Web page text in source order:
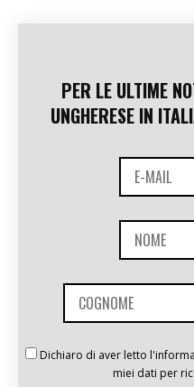
PER LE ULTIME
UNGHERESE IN
Dichiaro di aver letto
miei dati per